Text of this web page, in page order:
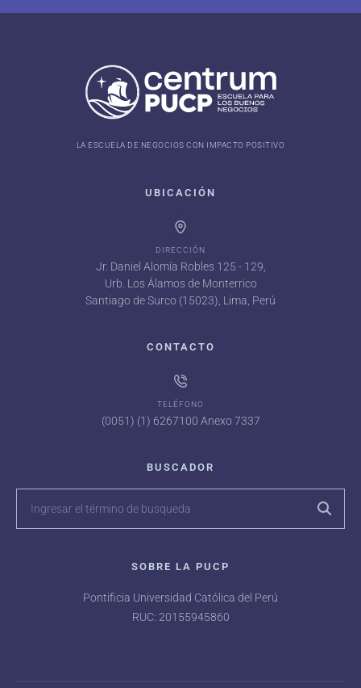
LA ESCUELA DE NEGOCIOS CON IMPACTO POSITIVO
UBICACIÓN
DIRECCIÓN
Jr. Daniel Alomía Robles 125 - 129,
Urb. Los Álamos de Monterrico
Santiago de Surco (15023), Lima, Perú
CONTACTO
TELÉFONO
(0051) (1) 6267100 Anexo 7337
BUSCADOR
SOBRE LA PUCP
Pontificia Universidad Católica del Perú
RUC: 20155945860